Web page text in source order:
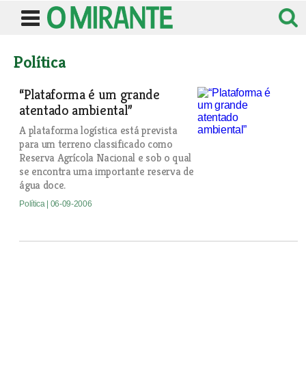
Política
“Plataforma é um grande
atentado ambiental”
A plataforma logística está prevista
para um terreno classificado como
Reserva Agrícola Nacional e sob o qual
se encontra uma importante reserva de
água doce.
Política | 06-09-2006